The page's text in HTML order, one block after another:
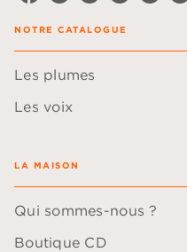
NOTRE CATALOGUE
Les plumes
Les voix
LA MAISON
Qui sommes-nous ?
Boutique CD